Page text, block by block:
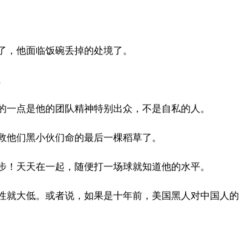
他面临饭碗丢掉的处境了。
点是他的团队精神特别出众，不是自私的人。
们黑小伙们命的最后一棵稻草了。
天天在一起，随便打一场球就知道他的水平。
大低。或者说，如果是十年前，美国黑人对中国人的